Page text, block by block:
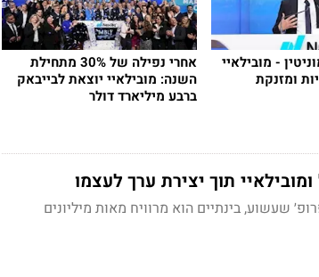
- מובילאיי
ומזנקת
אחרי נפילה של 30% מתחילת
השנה: מובילאיי יוצאת לבייבאק
ברבע מיליארד דולר
תוך יצירת ערך לעצמו
שעשוע, בינתיים הוא מרוויח מאות מיליונים